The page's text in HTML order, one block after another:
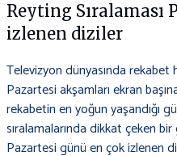
Reyting Sıralaması
izlenen diziler
Televizyon dünyasında rekabet
Pazartesi akşamları ekran
rekabetin en yoğun yaşandığı
sıralamalarında dikkat çeken
Pazartesi günü en çok izlenen